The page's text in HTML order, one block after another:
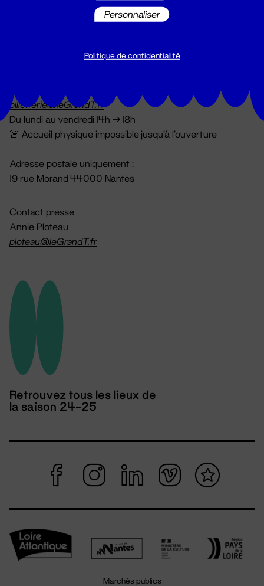
billetterie@leGrandT.fr
Du lundi au vendredi 14h → 18h
🚨 Accueil physique impossible jusqu'à l'ouverture
Adresse postale uniquement :
19 rue Morand 44000 Nantes
Contact presse
Annie Ploteau
ploteau@leGrandT.fr
Retrouvez tous les lieux de
la saison 24-25
Marchés publics
Personnaliser
Politique de confidentialité